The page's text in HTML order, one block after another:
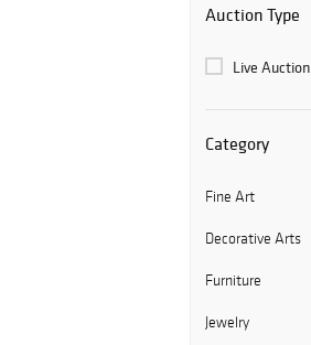
Auction Type
Live Auction
Category
Fine Art
Decorative Arts
Furniture
Jewelry